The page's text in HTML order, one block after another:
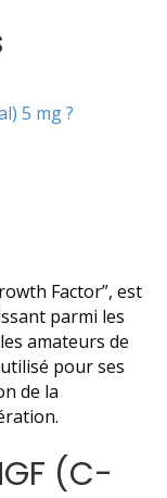
5 mg ?
Factor”, est
parmi les
amateurs de
pour ses
de la
(C-